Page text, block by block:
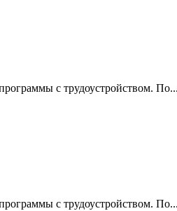
с трудоустройством. По...
с трудоустройством. По...